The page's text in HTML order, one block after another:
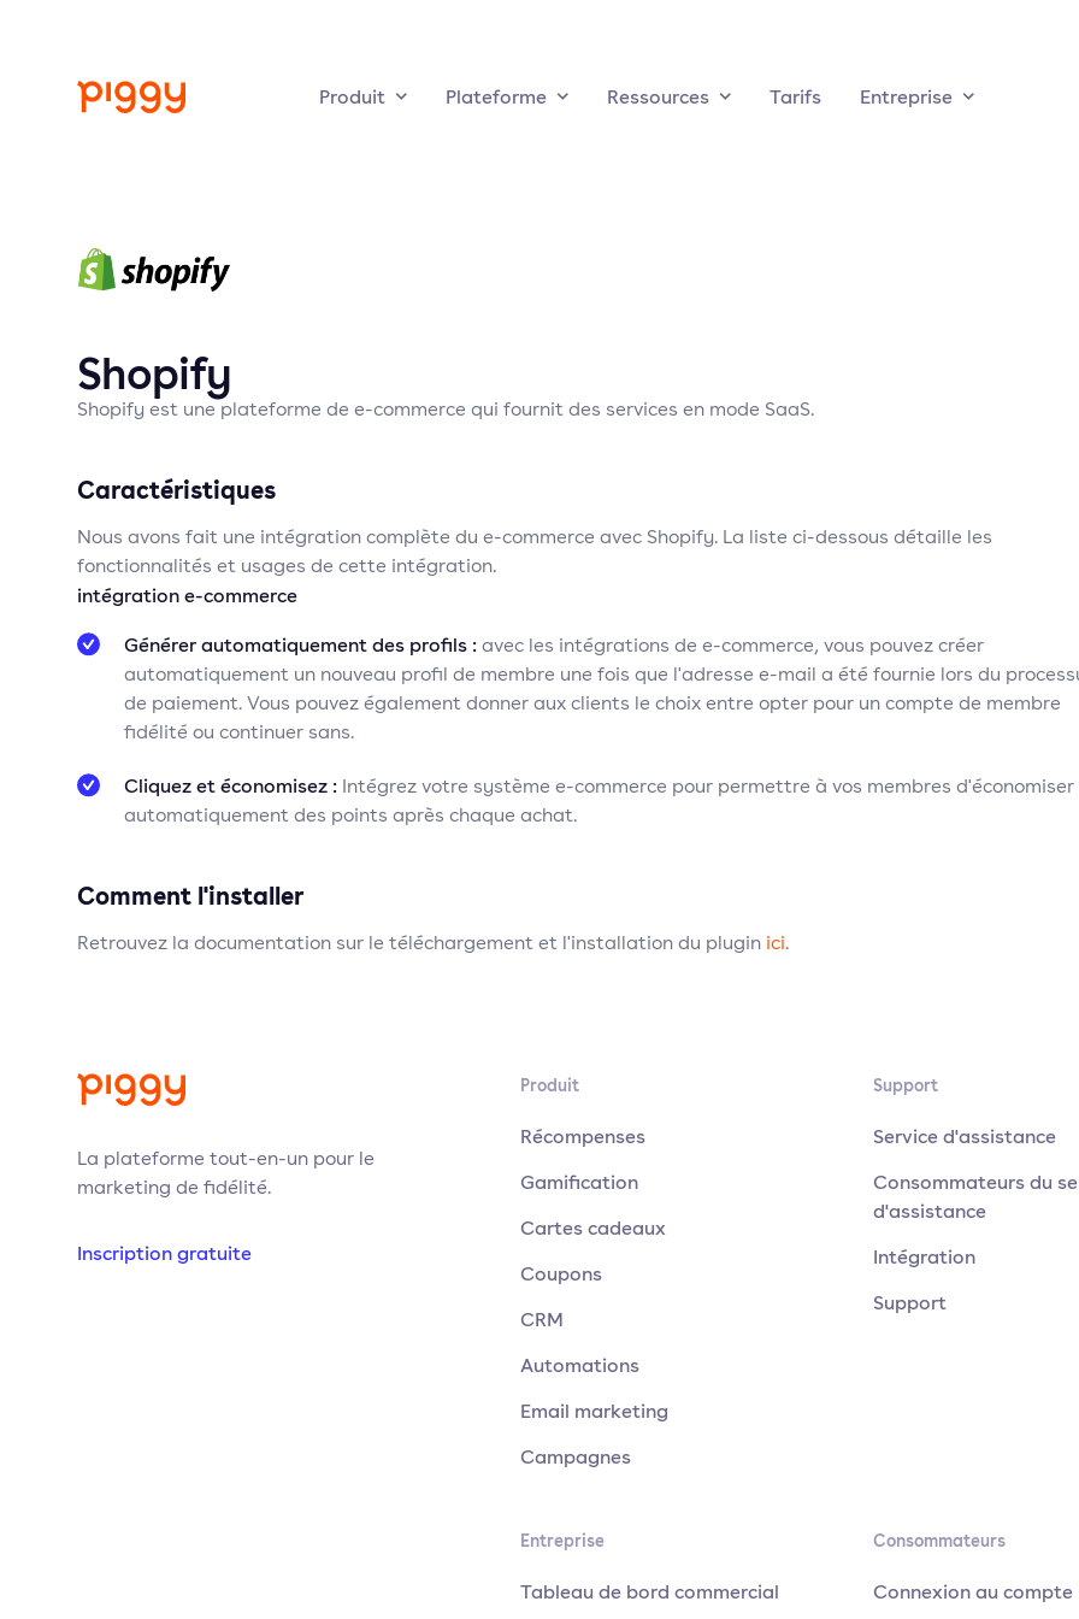
Produit Plateforme Ressources Tarifs Entreprise
Shopify
Shopify est une plateforme de e-commerce qui fournit des services en mode SaaS.
Caractéristiques
Nous avons fait une intégration complète du e-commerce avec Shopify. La liste ci-dessous détaille les
fonctionnalités et usages de cette intégration.
intégration e-commerce
Générer automatiquement des profils :avec les intégrations de e-commerce, vous pouvez créer
automatiquement un nouveau profil de membre une fois que l'adresse e-mail a été fournie lors du
de paiement. Vous pouvez également donner aux clients le choix entre opter pour un compte de membre
fidélité ou continuer sans.
Cliquez et économisez : Intégrez votre système e-commerce pour permettre à vos membres d'économiser
automatiquement des points après chaque achat.
Comment l'installer
Retrouvez la documentation sur le téléchargement et l'installation du plugin ici.
La plateforme tout-en-un pour le
marketing de fidélité.
Inscription gratuite
Produit
Récompenses
Gamification
Cartes cadeaux
Coupons
CRM
Automations
Email marketing
Campagnes
Support
Service d'assistance
Consommateurs du
d'assistance
Intégration
Support
Entreprise
Tableau de bord commercial
Consommateurs
Connexion au compte